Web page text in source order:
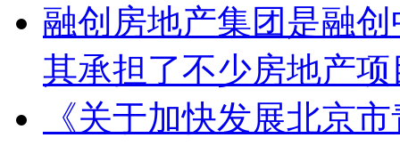
融创房地产集团是融
其承担了不少房地产
《关于加快发展北京